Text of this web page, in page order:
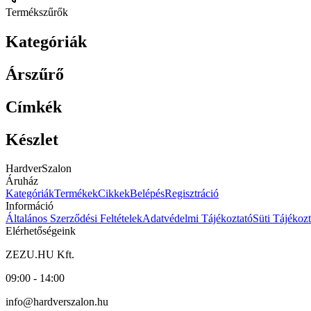
Termékszűrők
Kategóriák
Árszűrő
Címkék
Készlet
HardverSzalon
Áruház
KategóriákTermékekCikkekBelépésRegisztráció
Információ
Általános Szerződési FeltételekAdatvédelmi TájékoztatóSüti
Elérhetőségeink
ZEZU.HU Kft.
09:00 - 14:00
info@hardverszalon.hu